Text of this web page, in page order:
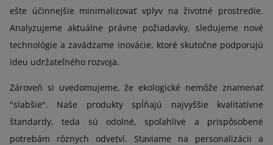
ešte účinnejšie minimalizovať vplyv na životné prostredie.
Analyzujeme aktuálne právne požiadavky, sledujeme nové
technológie a zavádzame inovácie, ktoré skutočne podporujú
ideu udržateľného rozvoja.
Zároveň si uvedomujeme, že ekologické nemôže znamenať
"slabšie". Naše produkty spĺňajú najvyššie kvalitatívne
štandardy, teda sú odolné, spoľahlivé a prispôsobené
potrebám rôznych odvetví. Staviame na personalizácii a